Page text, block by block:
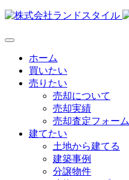
Skip
ホーム
買いたい
売りたい
売却について
売却実績
売却査定フォーム
建てたい
土地から建てる
建築事例
分譲物件